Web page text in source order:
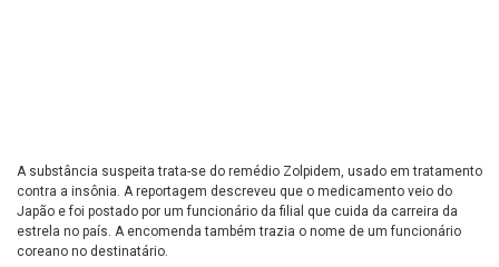
A substância suspeita trata-se do remédio Zolpidem, usado em tratamento
contra a insônia. A reportagem descreveu que o medicamento veio do
Japão e foi postado por um funcionário da filial que cuida da carreira da
estrela no país. A encomenda também trazia o nome de um funcionário
coreano no destinatário.